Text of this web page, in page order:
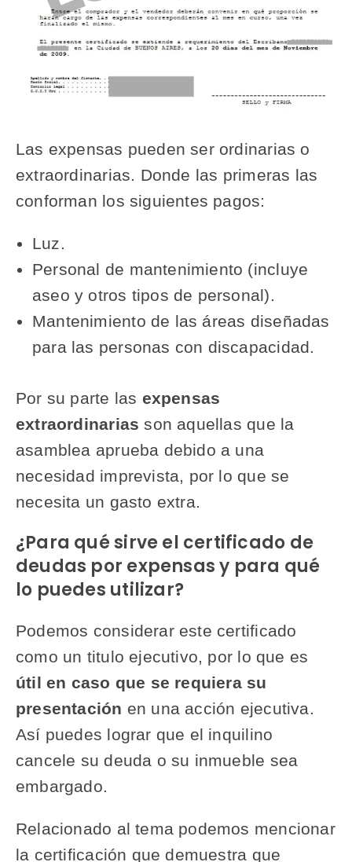
Las expensas pueden ser ordinarias o
extraordinarias. Donde las primeras las
conforman los siguientes pagos:
Luz.
Personal de mantenimiento (incluye
aseo y otros tipos de personal).
Mantenimiento de las áreas diseñadas
para las personas con discapacidad.
Por su parte las expensas
extraordinarias son aquellas que la
asamblea aprueba debido a una
necesidad imprevista, por lo que se
necesita un gasto extra.
¿Para qué sirve el certificado de
deudas por expensas y para qué
lo puedes utilizar?
Podemos considerar este certificado
como un titulo ejecutivo, por lo que es
útil en caso que se requiera su
presentación en una acción ejecutiva.
Así puedes lograr que el inquilino
cancele su deuda o su inmueble sea
embargado.
Relacionado al tema podemos mencionar
la certificación que demuestra que